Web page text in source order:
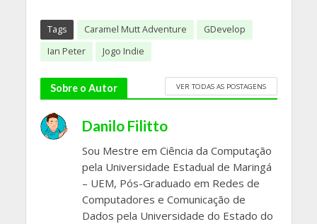
Tags Caramel Mutt Adventure
GDevelop
Ian Peter
Jogo Indie
Sobre o Autor VER TODAS AS POSTAGENS
Danilo Filitto
Sou Mestre em Ciência da Computação
pela Universidade Estadual de Maringá
– UEM, Pós-Graduado em Redes de
Computadores e Comunicação de
Dados pela Universidade do Estado do